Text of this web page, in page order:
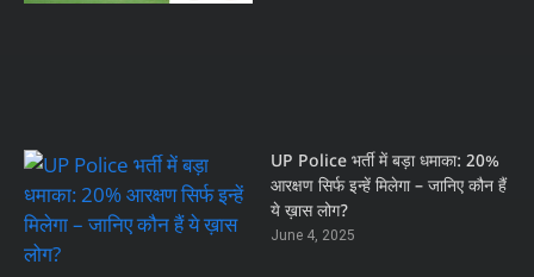
UP Police भर्ती में बड़ा धमाका: 20%
आरक्षण सिर्फ इन्हें मिलेगा – जानिए कौन हैं
ये ख़ास लोग?
June 4, 2025